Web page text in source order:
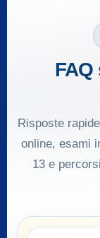
Risposte
online, esami
13 e